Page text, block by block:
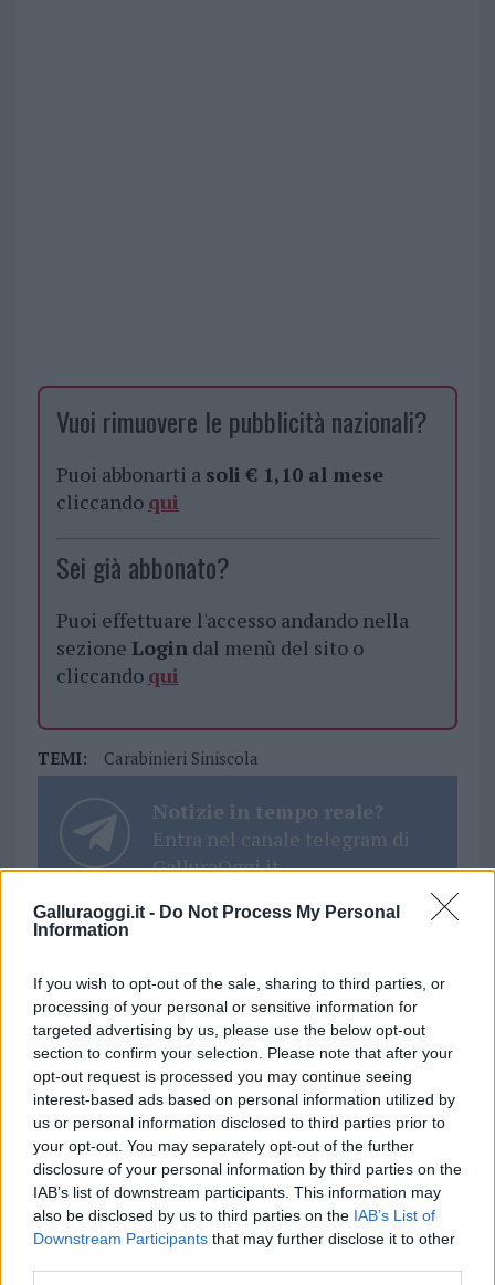
Galluraoggi.it - Do Not Process My Personal
Information
If you wish to opt-out of the sale, sharing to third parties, or
processing of your personal or sensitive information for
targeted advertising by us, please use the below opt-out
section to confirm your selection. Please note that after your
opt-out request is processed you may continue seeing
interest-based ads based on personal information utilized by
us or personal information disclosed to third parties prior to
your opt-out. You may separately opt-out of the further
disclosure of your personal information by third parties on the
IAB’s list of downstream participants. This information may
also be disclosed by us to third parties on the IAB’s List of
Downstream Participants that may further disclose it to other
Vuoi rimuovere le pubblicità nazionali?
Puoi abbonarti a soli € 1,10 al mese
cliccando qui
Sei già abbonato?
Puoi effettuare l'accesso andando nella
sezione Logindal menù del sito o
cliccando qui
TEMI: Carabinieri Siniscola
Notizie in tempo reale?
Entra nel canale telegram di
GalluraOggi.it
Inviaci le tue segnalazioni,
i tuoi video e le tue foto
Su WhatsApp al numero +39
345 356 7512
Ricevi le nostre ultime news
daGoogle News